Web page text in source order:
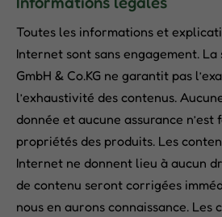
Toutes les informations et
Internet sont sans engagement.
GmbH & Co.KG ne garantit pas
l’exhaustivité des contenus.
donnée et aucune assurance n’est
propriétés des produits. Les
Internet ne donnent lieu à aucun
de contenu seront corrigées
nous en aurons connaissance. Les